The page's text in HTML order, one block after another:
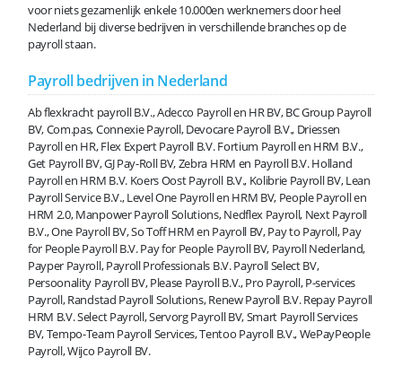
voor niets gezamenlijk enkele 10.000en werknemers door heel
Nederland bij diverse bedrijven in verschillende branches op de
payroll staan.
Payroll bedrijven in Nederland
Ab flexkracht payroll B.V., Adecco Payroll en HR BV, BC Group Payroll
BV, Com.pas, Connexie Payroll, Devocare Payroll B.V., Driessen
Payroll en HR, Flex Expert Payroll B.V. Fortium Payroll en HRM B.V.,
Get Payroll BV, GJ Pay-Roll BV, Zebra HRM en Payroll B.V. Holland
Payroll en HRM B.V. Koers Oost Payroll B.V., Kolibrie Payroll BV, Lean
Payroll Service B.V., Level One Payroll en HRM BV, People Payroll en
HRM 2.0, Manpower Payroll Solutions, Nedflex Payroll, Next Payroll
B.V., One Payroll BV, So Toff HRM en Payroll BV, Pay to Payroll, Pay
for People Payroll B.V. Pay for People Payroll BV, Payroll Nederland,
Payper Payroll, Payroll Professionals B.V. Payroll Select BV,
Persoonality Payroll BV, Please Payroll B.V., Pro Payroll, P-services
Payroll, Randstad Payroll Solutions, Renew Payroll B.V. Repay Payroll
HRM B.V. Select Payroll, Servorg Payroll BV, Smart Payroll Services
BV, Tempo-Team Payroll Services, Tentoo Payroll B.V., WePayPeople
Payroll, Wijco Payroll BV.